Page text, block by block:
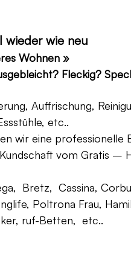
wieder wie neu
Wohnen »
Fleckig?
Auffrischung,
etc..
wir eine professionelle
vom Gratis –
Bretz, Cassina,
Poltrona Frau,
ruf-Betten, etc..